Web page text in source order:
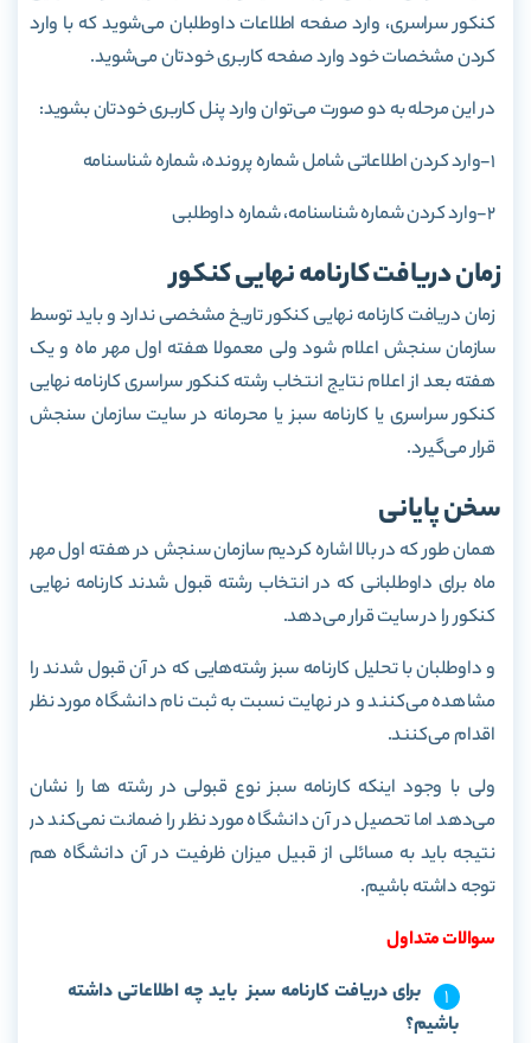
کنکور سراسری، وارد صفحه اطلاعات داوطلبان می‌شوید که با وارد
کردن مشخصات خود وارد صفحه کاربری خودتان می‌شوید.
در این مرحله به دو صورت می‌توان وارد پنل کاربری خودتان بشوید:
1-وارد کردن اطلاعاتی شامل شماره پرونده، شماره شناسنامه
2-وارد کردن شماره شناسنامه، شماره داوطلبی
زمان دریافت کارنامه نهایی کنکور
زمان دریافت کارنامه نهایی کنکور تاریخ مشخصی ندارد و باید توسط
سازمان سنجش اعلام شود ولی معمولا هفته اول مهر ماه و یک
هفته بعد از اعلام نتایج انتخاب رشته کنکور سراسری کارنامه نهایی
کنکور سراسری یا کارنامه سبز یا محرمانه در سایت سازمان سنجش
قرار می‌گیرد.
سخن پایانی
همان طور که در بالا اشاره کردیم سازمان سنجش در هفته اول مهر
ماه برای داوطلبانی که در انتخاب رشته قبول شدند کارنامه نهایی
کنکور را در سایت قرار می‌دهد.
و داوطلبان با تحلیل کارنامه سبز رشته‌هایی که در آن قبول شدند را
مشاهده می‌کنند و در نهایت نسبت به ثبت نام دانشگاه مورد نظر
اقدام می‌کنند.
ولی با وجود اینکه کارنامه سبز نوع قبولی در رشته ها را نشان
می‌دهد اما تحصیل در آن دانشگاه مورد نظر را ضمانت نمی‌کند در
نتیجه باید به مسائلی از قبیل میزان ظرفیت در آن دانشگاه هم
توجه داشته باشیم.
سوالات متداول
برای دریافت کارنامه سبز باید چه اطلاعاتی داشته
باشیم؟